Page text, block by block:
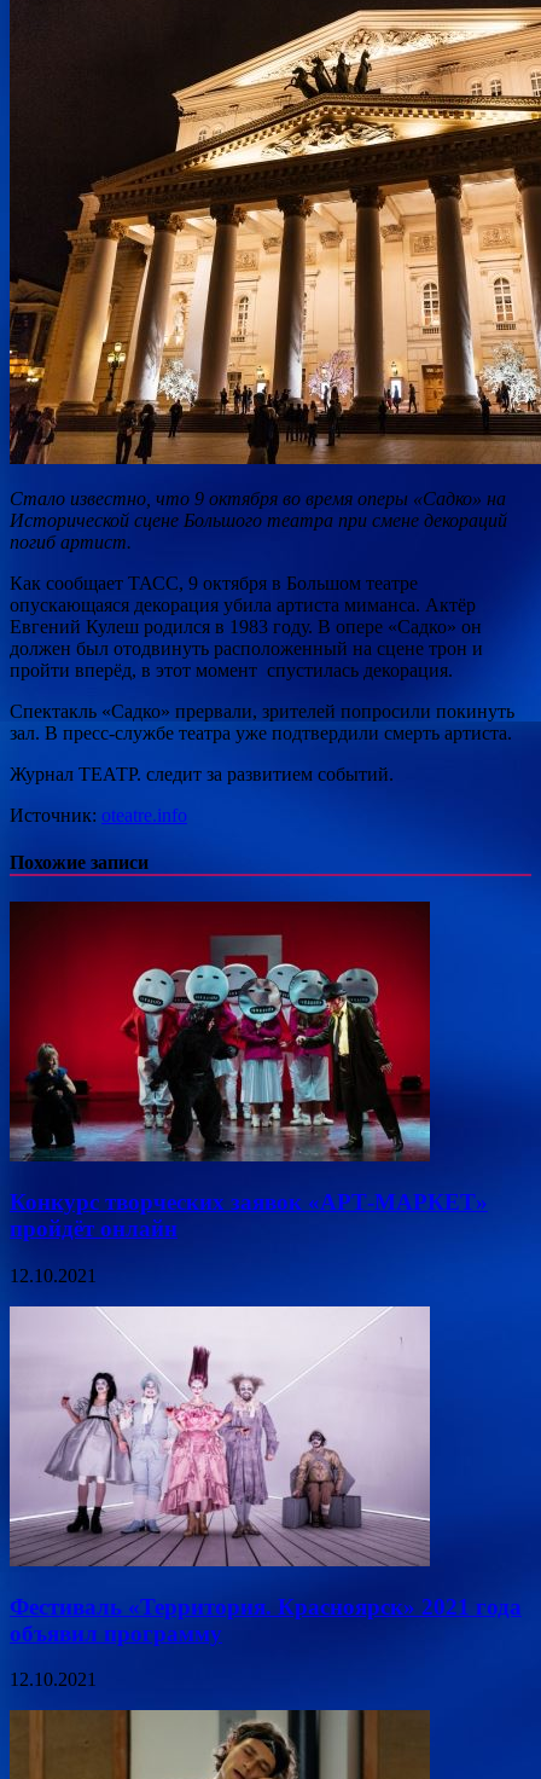
Стало известно, что 9 октября во время оперы «Садко» на
Исторической сцене Большого театра при смене декораций
погиб артист.
Как сообщает ТАСС, 9 октября в Большом театре
опускающаяся декорация убила артиста миманса. Актёр
Евгений Кулеш родился в 1983 году. В опере «Садко» он
должен был отодвинуть расположенный на сцене трон и
пройти вперёд, в этот момент спустилась декорация.
Спектакль «Садко» прервали, зрителей попросили покинуть
зал. В пресс-службе театра уже подтвердили смерть артиста.
Журнал ТЕАТР. следит за развитием событий.
Источник: oteatre.info
Похожие записи
Конкурс творческих заявок «АРТ-МАРКЕТ»
пройдёт онлайн
12.10.2021
Фестиваль «Территория. Красноярск» 2021 года
объявил программу
12.10.2021